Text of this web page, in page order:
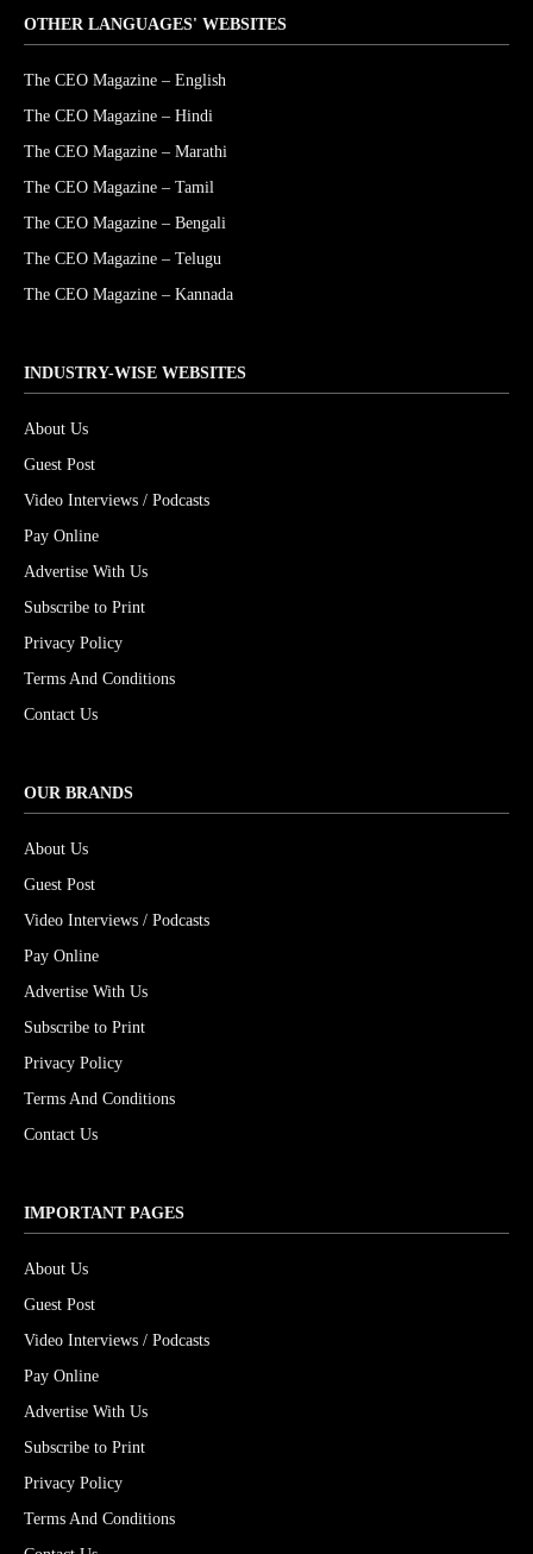
OTHER LANGUAGES' WEBSITES
The CEO Magazine – English
The CEO Magazine – Hindi
The CEO Magazine – Marathi
The CEO Magazine – Tamil
The CEO Magazine – Bengali
The CEO Magazine – Telugu
The CEO Magazine – Kannada
INDUSTRY-WISE WEBSITES
About Us
Guest Post
Video Interviews / Podcasts
Pay Online
Advertise With Us
Subscribe to Print
Privacy Policy
Terms And Conditions
Contact Us
OUR BRANDS
About Us
Guest Post
Video Interviews / Podcasts
Pay Online
Advertise With Us
Subscribe to Print
Privacy Policy
Terms And Conditions
Contact Us
IMPORTANT PAGES
About Us
Guest Post
Video Interviews / Podcasts
Pay Online
Advertise With Us
Subscribe to Print
Privacy Policy
Terms And Conditions